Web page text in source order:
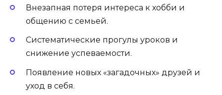
Внезапная потеря интереса к хобби и
общению с семьей.
Систематические прогулы уроков и
снижение успеваемости.
Появление новых «загадочных» друзей и
уход в себя.